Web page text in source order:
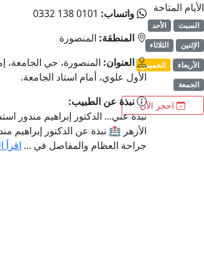
الأيام المتاحة
السبت
الأحد
الإثنين
الثلاثاء
الأربعاء
الخميس
الجمعة
احجز الآن
واتساب: 0101 138 0332
المنطقة: المنصورة
العنوان: المنصورة، حي الجامعة،
الأول علوي، أمام استاد الجامعة.
نبذة عن الطبيب:
نبذة عني... الدكتور إبراهيم مندور
الأزهر 🏥 نبذة عن الدكتور إبراهيم
جراحة العظام والمفاصل في ... اقرأ